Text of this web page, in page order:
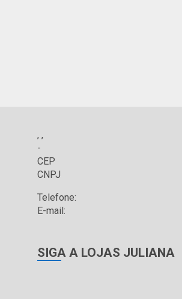
, ,
-
CEP
CNPJ
Telefone:
E-mail:
SIGA A LOJAS JULIANA